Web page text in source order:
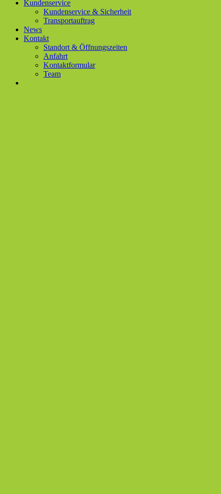
Kundenservice
Kundenservice & Sicherheit
Transportauftrag
News
Kontakt
Standort & Öffnungszeiten
Anfahrt
Kontaktformular
Team